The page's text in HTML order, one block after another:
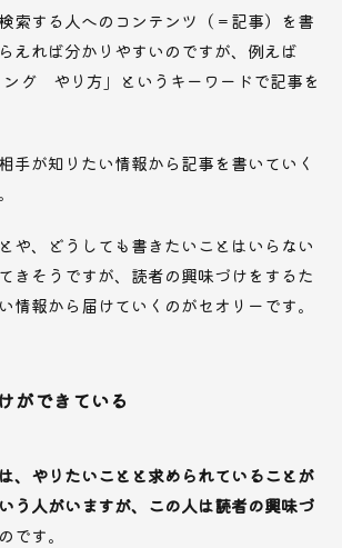
索する人へのコンテンツ（＝記事）を書
えれば分かりやすいのですが、例えば
ング やり方」というキーワードで記事を
手が知りたい情報から記事を書いていく
や、どうしても書きたいことはいらない
きそうですが、読者の興味づけをするた
情報から届けていくのがセオリーです。
ができている
、やりたいことと求められていることが
う人がいますが、この人は読者の興味づ
です。